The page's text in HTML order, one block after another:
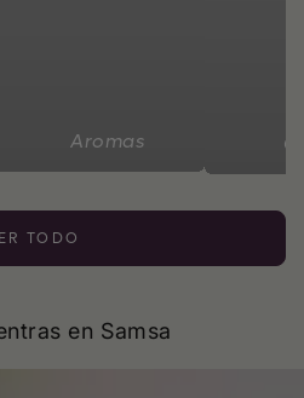
Aromas
TODO
en Samsa